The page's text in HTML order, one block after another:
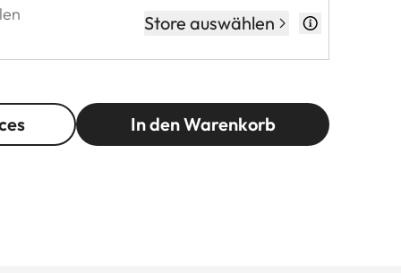
Store auswählen
In den Warenkorb